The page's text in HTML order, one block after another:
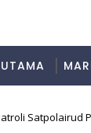
Satpolairud